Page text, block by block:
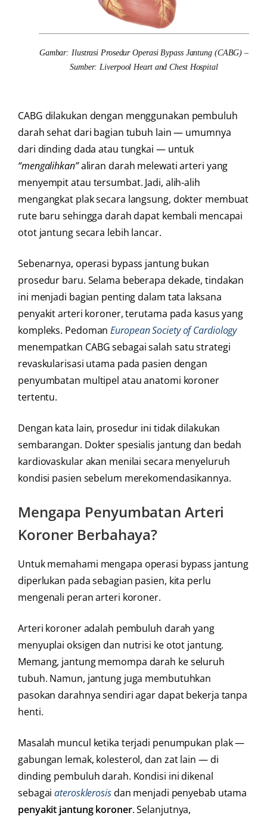
Gambar: Ilustrasi Prosedur Operasi Bypass Jantung (CABG) –
Sumber: Liverpool Heart and Chest Hospital
CABG dilakukan dengan menggunakan pembuluh
darah sehat dari bagian tubuh lain — umumnya
dari dinding dada atau tungkai — untuk
“mengalihkan”aliran darah melewati arteri yang
menyempit atau tersumbat. Jadi, alih-alih
mengangkat plak secara langsung, dokter membuat
rute baru sehingga darah dapat kembali mencapai
otot jantung secara lebih lancar.
Sebenarnya, operasi bypass jantung bukan
prosedur baru. Selama beberapa dekade, tindakan
ini menjadi bagian penting dalam tata laksana
penyakit arteri koroner, terutama pada kasus yang
kompleks. PedomanEuropean Society of Cardiology
menempatkan CABG sebagai salah satu strategi
revaskularisasi utama pada pasien dengan
penyumbatan multipel atau anatomi koroner
tertentu.
Dengan kata lain, prosedur ini tidak dilakukan
sembarangan. Dokter spesialis jantung dan bedah
kardiovaskular akan menilai secara menyeluruh
kondisi pasien sebelum merekomendasikannya.
Mengapa Penyumbatan Arteri
Koroner Berbahaya?
Untuk memahami mengapa operasi bypass jantung
diperlukan pada sebagian pasien, kita perlu
mengenali peran arteri koroner.
Arteri koroner adalah pembuluh darah yang
menyuplai oksigen dan nutrisi ke otot jantung.
Memang, jantung memompa darah ke seluruh
tubuh. Namun, jantung juga membutuhkan
pasokan darahnya sendiri agar dapat bekerja tanpa
henti.
Masalah muncul ketika terjadi penumpukan plak —
gabungan lemak, kolesterol, dan zat lain — di
dinding pembuluh darah. Kondisi ini dikenal
sebagaiaterosklerosisdan menjadi penyebab utama
penyakit jantung koroner. Selanjutnya,